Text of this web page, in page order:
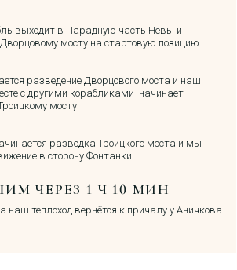
выходит в Парадную часть Невы и
Дворцовому мосту на стартовую позицию.
разведение Дворцового моста и наш
с другими корабликами начинает
мосту.
разводка Троицкого моста и мы
в сторону Фонтанки.
ЧЕРЕЗ 1 Ч 10 МИН
наш теплоход вернётся к причалу у Аничкова